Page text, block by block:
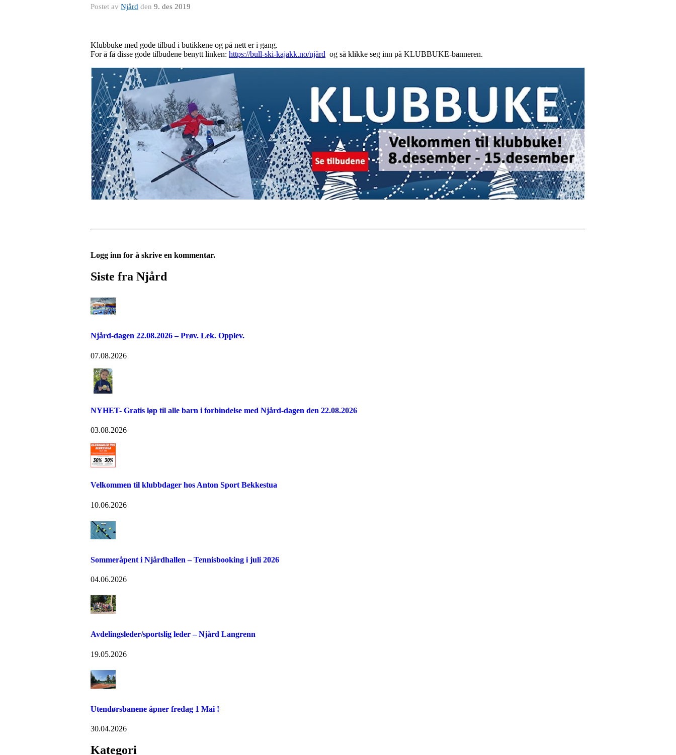
Postet av Njård den 9. des 2019
Klubbuke med gode tilbud i butikkene og på nett er i gang.
For å få disse gode tilbudene benytt linken: https://bull-ski-kajakk.no/njård og så klikke seg inn på KLUBBUKE-banneren.
Logg inn for å skrive en kommentar.
Siste fra Njård
Njård-dagen 22.08.2026 – Prøv. Lek. Opplev.
07.08.2026
NYHET- Gratis løp til alle barn i forbindelse med Njård-dagen den 22.08.2026
03.08.2026
Velkommen til klubbdager hos Anton Sport Bekkestua
10.06.2026
Sommeråpent i Njårdhallen – Tennisbooking i juli 2026
04.06.2026
Avdelingsleder/sportslig leder – Njård Langrenn
19.05.2026
Utendørsbanene åpner fredag 1 Mai !
30.04.2026
Kategori